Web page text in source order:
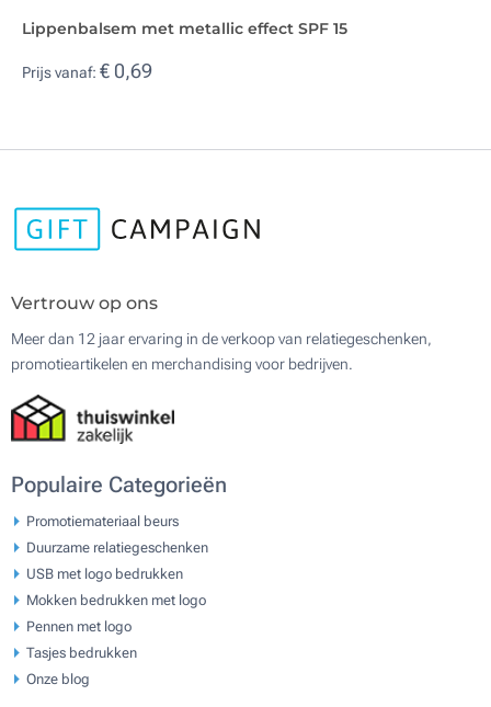
Lippenbalsem met metallic effect SPF 15
Prijs vanaf: € 0,69
Vertrouw op ons
Meer dan 12 jaar ervaring in de verkoop van relatiegeschenken,
promotieartikelen en merchandising voor bedrijven.
Populaire Categorieën
Promotiemateriaal beurs
Duurzame relatiegeschenken
USB met logo bedrukken
Mokken bedrukken met logo
Pennen met logo
Tasjes bedrukken
Onze blog